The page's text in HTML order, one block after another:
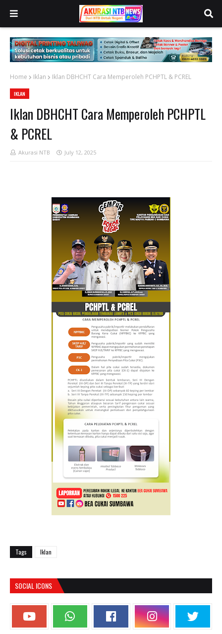
Home Iklan Iklan DBHCHT Cara Memperoleh PCHPTL & PCREL
IKLAN
Iklan DBHCHT Cara Memperoleh PCHPTL
& PCREL
Akurasi NTB July 12, 2025
Tags Iklan
SOCIAL ICONS